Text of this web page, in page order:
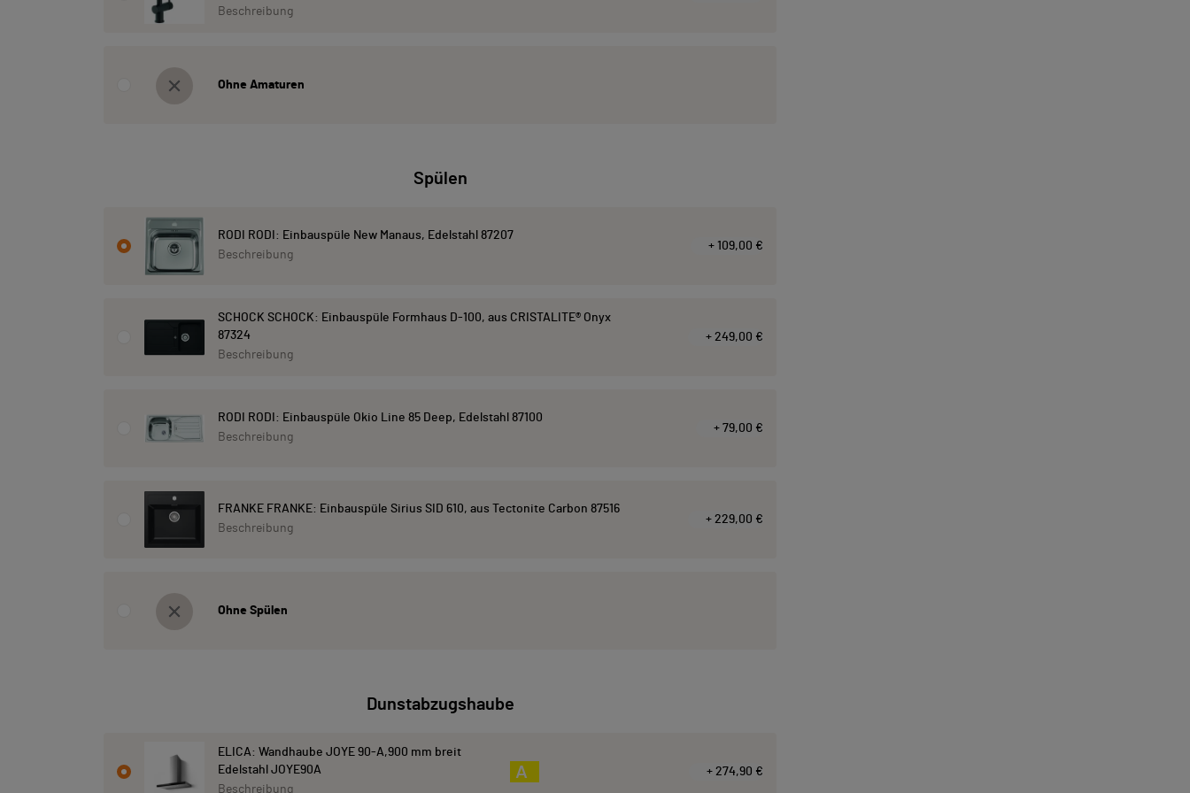
Beschreibung
Ohne Amaturen
Spülen
RODI RODI: Einbauspüle New Manaus, Edelstahl 87207
Beschreibung
+ 109,00 €
SCHOCK SCHOCK: Einbauspüle Formhaus D-100, aus CRISTALITE® Onyx
87324
Beschreibung
+ 249,00 €
RODI RODI: Einbauspüle Okio Line 85 Deep, Edelstahl 87100
Beschreibung
+ 79,00 €
FRANKE FRANKE: Einbauspüle Sirius SID 610, aus Tectonite Carbon 87516
Beschreibung
+ 229,00 €
Ohne Spülen
Dunstabzugshaube
ELICA: Wandhaube JOYE 90-A,900 mm breit
Edelstahl JOYE90A
Beschreibung
A + 274,90 €